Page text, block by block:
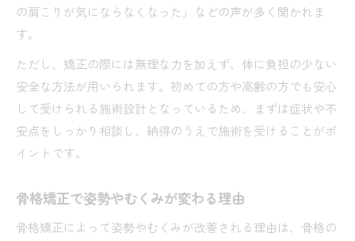
の肩こりが気にならなくなった」などの声が多く聞かれま
す。
ただし、矯正の際には無理な力を加えず、体に負担の少ない
安全な方法が用いられます。初めての方や高齢の方でも安心
して受けられる施術設計となっているため、まずは症状や不
安点をしっかり相談し、納得のうえで施術を受けることがポ
イントです。
骨格矯正で姿勢やむくみが変わる理由
骨格矯正によって姿勢やむくみが改善される理由は、骨格の